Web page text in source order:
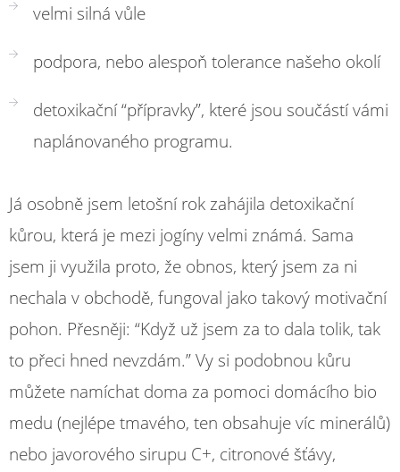
velmi silná vůle
podpora, nebo alespoň tolerance našeho okolí
detoxikační “přípravky”, které jsou součástí vámi
naplánovaného programu.
Já osobně jsem letošní rok zahájila detoxikační
kůrou, která je mezi jogíny velmi známá. Sama
jsem ji využila proto, že obnos, který jsem za ni
nechala v obchodě, fungoval jako takový motivační
pohon. Přesněji: “Když už jsem za to dala tolik, tak
to přeci hned nevzdám.” Vy si podobnou kůru
můžete namíchat doma za pomoci domácího bio
medu (nejlépe tmavého, ten obsahuje víc minerálů)
nebo javorového sirupu C+, citronové šťávy,